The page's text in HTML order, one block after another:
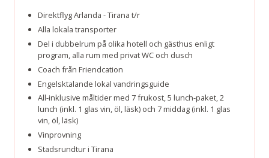
Direktflyg Arlanda - Tirana t/r
Alla lokala transporter
Del i dubbelrum på olika hotell och gästhus enligt
program, alla rum med privat WC och dusch
Coach från Friendcation
Engelsktalande lokal vandringsguide
All-inklusive måltider med 7 frukost, 5 lunch-paket, 2
lunch (inkl. 1 glas vin, öl, läsk) och 7 middag (inkl. 1 glas
vin, öl, läsk)
Vinprovning
Stadsrundtur i Tirana